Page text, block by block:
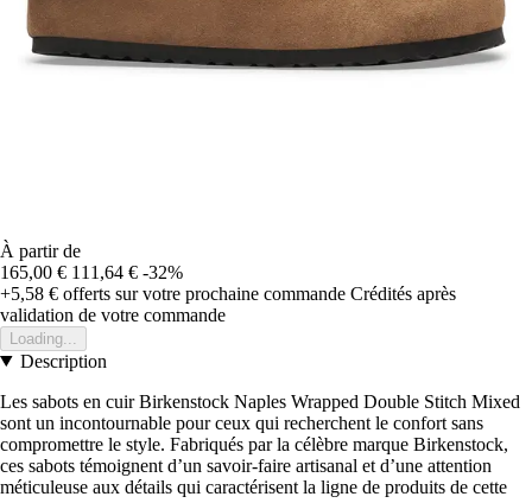
À partir de
165,00 € 111,64 € -32%
+5,58 € offerts sur votre prochaine commande Crédités après
validation de votre commande
Loading...
Description
Les sabots en cuir Birkenstock Naples Wrapped Double Stitch Mixed
sont un incontournable pour ceux qui recherchent le confort sans
compromettre le style. Fabriqués par la célèbre marque Birkenstock,
ces sabots témoignent d’un savoir-faire artisanal et d’une attention
méticuleuse aux détails qui caractérisent la ligne de produits de cette